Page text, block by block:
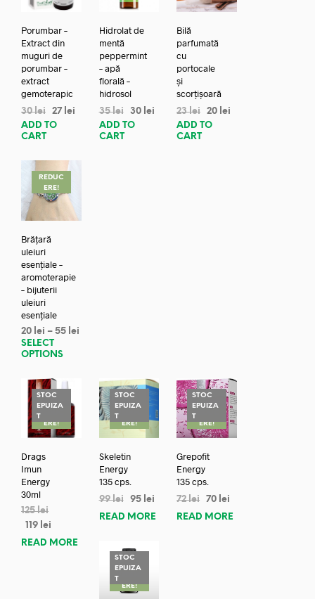
Porumbar –
Extract din
muguri de
porumbar –
extract
gemoterapic
30lei 27 lei
ADD TO
CART
Hidrolat de
mentă
peppermint
– apă
florală –
hidrosol
35lei 30 lei
ADD TO
CART
Bilă
parfumată
cu
portocale
și
scorțișoară
23lei 20 lei
ADD TO
CART
REDUC
ERE!
Brățară
uleiuri
esențiale –
aromoterapie
– bijuterii
uleiuri
esențiale
20 lei – 55 lei
SELECT
OPTIONS
STOC
EPUIZA
TREDUC
ERE!
Drags
Imun
Energy
30ml
125lei
119 lei
READ MORE
STOC
EPUIZA
TREDUC
ERE!
Skeletin
Energy
135 cps.
99lei 95 lei
READ MORE
STOC
EPUIZA
TREDUC
ERE!
Grepofit
Energy
135 cps.
72lei 70 lei
READ MORE
STOC
EPUIZA
TREDUC
ERE!